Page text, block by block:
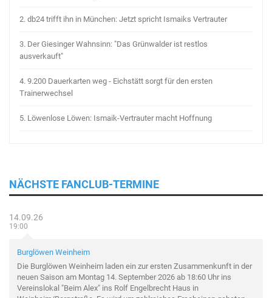
2. db24 trifft ihn in München: Jetzt spricht Ismaiks Vertrauter
3. Der Giesinger Wahnsinn: "Das Grünwalder ist restlos
ausverkauft"
4. 9.200 Dauerkarten weg - Eichstätt sorgt für den ersten
Trainerwechsel
5. Löwenlose Löwen: Ismaik-Vertrauter macht Hoffnung
NÄCHSTE FANCLUB-TERMINE
14.09.26
19:00
Burglöwen Weinheim
Die Burglöwen Weinheim laden ein zur ersten Zusammenkunft in der
neuen Saison am Montag 14. September 2026 ab 18:60 Uhr ins
Vereinslokal "Beim Alex" ins Rolf Engelbrecht Haus in